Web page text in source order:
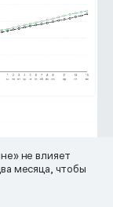
не влияет
месяца, чтобы